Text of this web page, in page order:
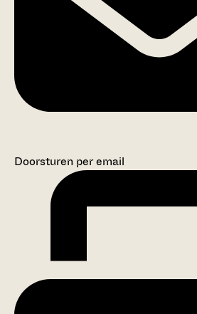
Doorsturen per email